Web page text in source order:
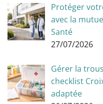
Protéger
avec la
Santé
27/07/2026
Gérer la
checklist
adaptée